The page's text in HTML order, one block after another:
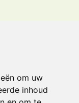
om uw
inhoud